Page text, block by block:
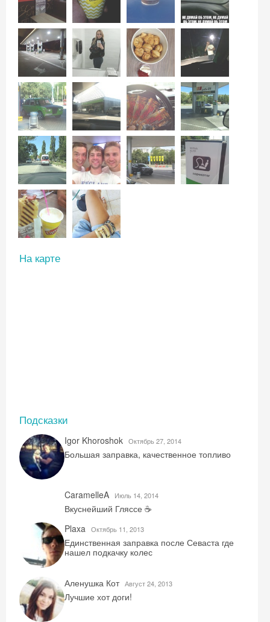
На карте
Подсказки
Igor Khoroshok Октябрь 27, 2014
Большая заправка, качественное топливо
CaramelleA Июль 14, 2014
Вкуснейший Гляссе ☕️
Plaxa Октябрь 11, 2013
Единственная заправка после Севаста где
нашел подкачку колес
Аленушка Кот Август 24, 2013
Лучшие хот доги!